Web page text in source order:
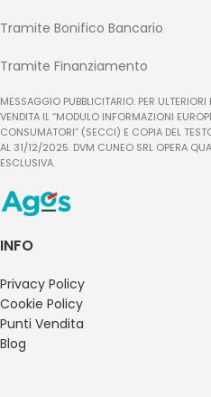
Tramite Bonifico Bancario
Tramite Finanziamento
MESSAGGIO PUBBLICITARIO. PER
VENDITA IL “MODULO INFORMAZIONI
CONSUMATORI” (SECCI) E COPIA DEL
AL 31/12/2025. DVM CUNEO SRL OPERA
ESCLUSIVA.
INFO
Privacy Policy
Cookie Policy
Punti Vendita
Blog